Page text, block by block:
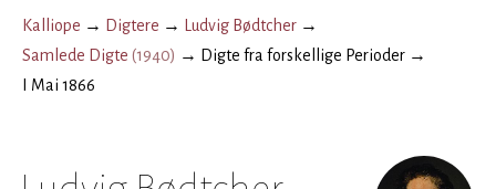
Kalliope → Digtere → Ludvig Bødtcher →
Samlede Digte (1940) → Digte fra forskellige Perioder →
I Mai 1866